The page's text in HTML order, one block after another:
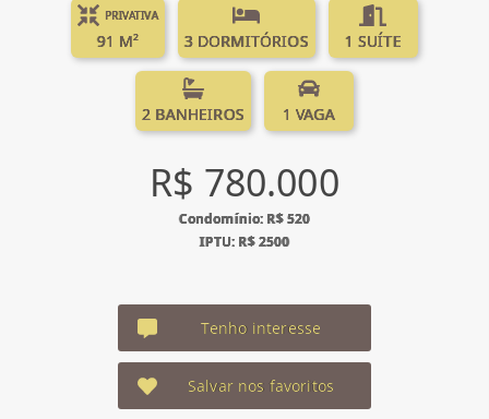
PRIVATIVA
91 M² 3 DORMITÓRIOS 1 SUÍTE
2 BANHEIROS 1 VAGA
R$ 780.000
Condomínio: R$ 520
IPTU: R$ 2500
Tenho interesse
Salvar nos favoritos